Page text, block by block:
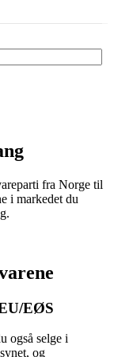
fra Norge til
i markedet du
EØS
også selge i
og